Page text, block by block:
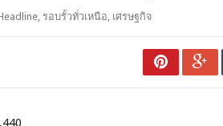
, รอบรั้วทั่วเหนือ, เศรษฐกิจ